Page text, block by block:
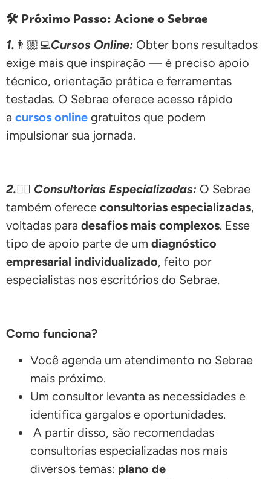
🛠️ Próximo Passo: Acione o Sebrae
1. 👨🏼‍💻Cursos Online: Obter bons resultados
exige mais que inspiração — é preciso apoio
técnico, orientação prática e ferramentas
testadas. O Sebrae oferece acesso rápido
a cursos online gratuitos que podem
impulsionar sua jornada.
2.🕵🏽 Consultorias Especializadas: O Sebrae
também oferece consultorias especializadas,
voltadas para desafios mais complexos. Esse
tipo de apoio parte de um diagnóstico
empresarial individualizado, feito por
especialistas nos escritórios do Sebrae.
Como funciona?
Você agenda um atendimento no Sebrae
mais próximo.
Um consultor levanta as necessidades e
identifica gargalos e oportunidades.
A partir disso, são recomendadas
consultorias especializadas nos mais
diversos temas: plano de